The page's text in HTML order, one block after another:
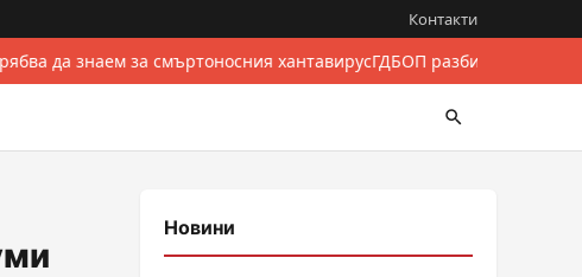
Контакти
да знаем за смъртоносния хантавирусГДБОП разби
Новини